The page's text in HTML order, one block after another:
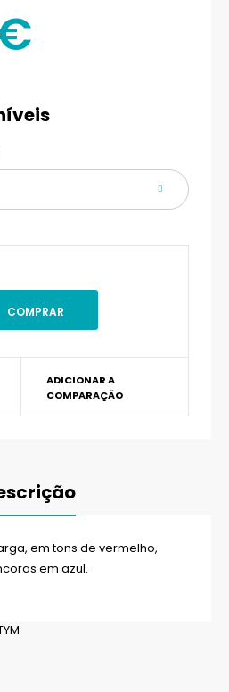
ADICIONAR A
COMPARAÇÃO
em tons de vermelho,
em azul.